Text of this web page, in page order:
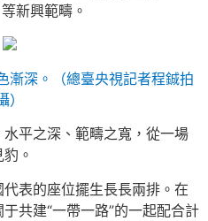
新興範疇。
深。（總臺央視記者程鋮拍
）
平之深、範疇之寬，從一場
。
表的座位擺生長長兩排。在
共建“一帶一路”的一起配合計